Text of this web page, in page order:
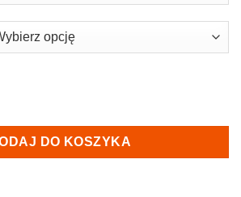
botki na koturnie - KOSELA (9002)
DO KOSZYKA